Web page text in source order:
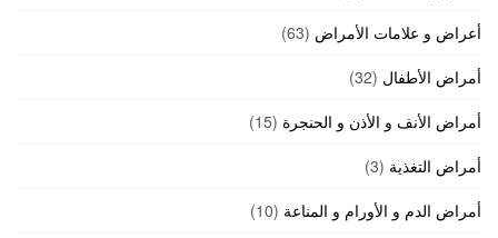
أعراض و علامات الأمراض (63)
أمراض الأطفال (32)
أمراض الأنف و الأذن و الحنجرة (15)
أمراض التغذية (3)
أمراض الدم و الأورام و المناعة (10)